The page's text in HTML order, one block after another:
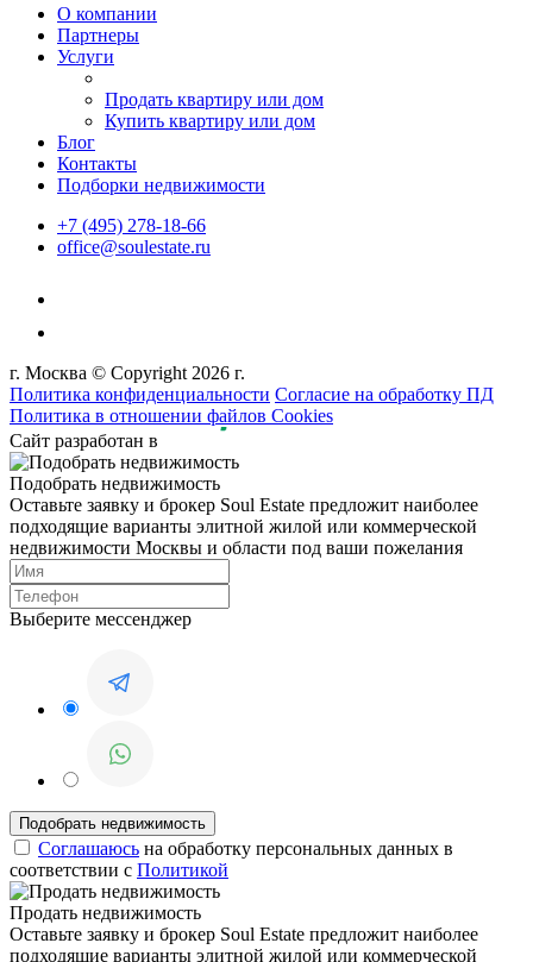
О компании
Партнеры
Услуги
Продать квартиру или дом
Купить квартиру или дом
Блог
Контакты
Подборки недвижимости
+7 (495) 278-18-66
office@soulestate.ru
г. Москва © Copyright 2026 г.
Политика конфиденциальности Согласие на обработку ПД
Политика в отношении файлов Cookies
Сайт разработан в
Подобрать недвижимость
Оставьте заявку и брокер Soul Estate предложит наиболее
подходящие варианты элитной жилой или коммерческой
недвижимости Москвы и области под ваши пожелания
Выберите мессенджер
Соглашаюсь на обработку персональных данных в
соответствии с Политикой
Продать недвижимость
Оставьте заявку и брокер Soul Estate предложит наиболее
подходящие варианты элитной жилой или коммерческой